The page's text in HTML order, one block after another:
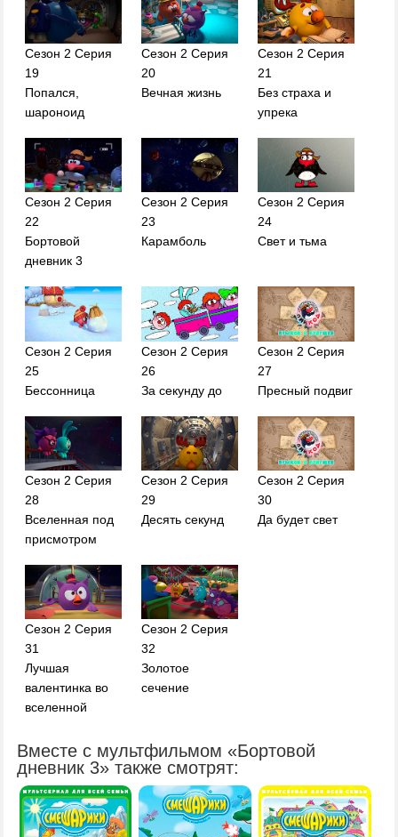
Сезон 2 Серия
19
Попался,
шароноид
Сезон 2 Серия
20
Вечная жизнь
Сезон 2 Серия
21
Без страха и
упрека
Сезон 2 Серия
22
Бортовой
дневник 3
Сезон 2 Серия
23
Карамболь
Сезон 2 Серия
24
Свет и тьма
Сезон 2 Серия
25
Бессонница
Сезон 2 Серия
26
За секунду до
Сезон 2 Серия
27
Пресный подвиг
Сезон 2 Серия
28
Вселенная под
присмотром
Сезон 2 Серия
29
Десять секунд
Сезон 2 Серия
30
Да будет свет
Сезон 2 Серия
31
Лучшая
валентинка во
вселенной
Сезон 2 Серия
32
Золотое
сечение
Вместе с мультфильмом «Бортовой
дневник 3» также смотрят: